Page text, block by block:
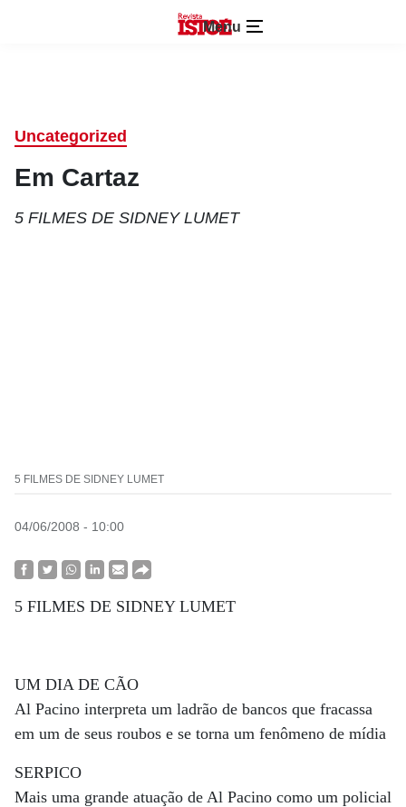
Menu
Uncategorized
Em Cartaz
5 FILMES DE SIDNEY LUMET
5 FILMES DE SIDNEY LUMET
04/06/2008 - 10:00
5 FILMES DE SIDNEY LUMET
UM DIA DE CÃO
Al Pacino interpreta um ladrão de bancos que fracassa
em um de seus roubos e se torna um fenômeno de mídia
SERPICO
Mais uma grande atuação de Al Pacino como um policial